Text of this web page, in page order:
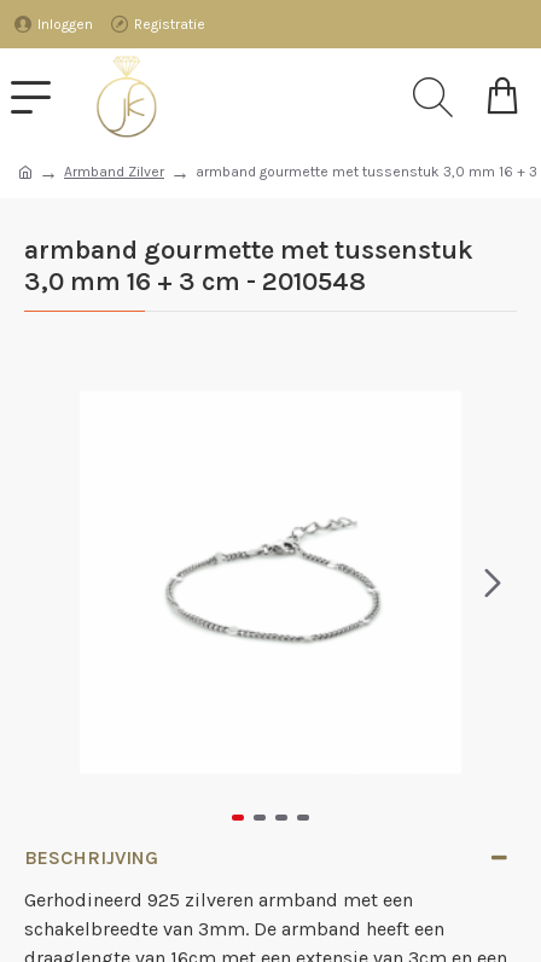
Inloggen Registratie
Armband Zilver armband gourmette met tussenstuk 3,0 mm 16 +
armband gourmette met tussenstuk
3,0 mm 16 + 3 cm - 2010548
BESCHRIJVING
Gerhodineerd 925 zilveren armband met een
schakelbreedte van 3mm. De armband heeft een